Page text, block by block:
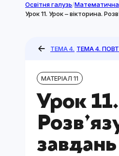
Освітня галузь/Математична
Урок 11. Урок – вікторина.
ТЕМА 4. ТЕМА 4.
МАТЕРІАЛ 11
Урок